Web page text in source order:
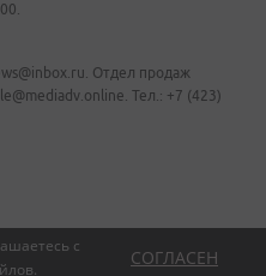
с
.
СОГЛАСЕН
Отдел продаж
Тел.: +7 (423)